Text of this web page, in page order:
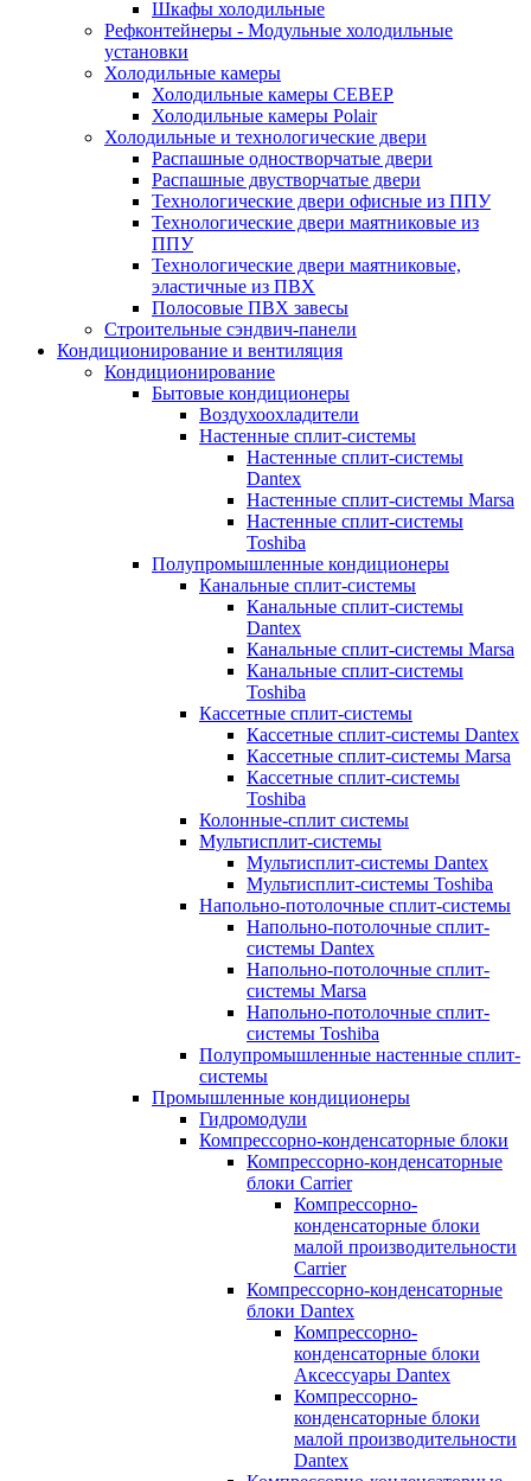
Шкафы холодильные
Рефконтейнеры - Модульные холодильные
установки
Холодильные камеры
Холодильные камеры СЕВЕР
Холодильные камеры Polair
Холодильные и технологические двери
Распашные одностворчатые двери
Распашные двустворчатые двери
Технологические двери офисные из ППУ
Технологические двери маятниковые из
ППУ
Технологические двери маятниковые,
эластичные из ПВХ
Полосовые ПВХ завесы
Строительные сэндвич-панели
Кондиционирование и вентиляция
Кондиционирование
Бытовые кондиционеры
Воздухоохладители
Настенные сплит-системы
Настенные сплит-системы
Dantex
Настенные сплит-системы Marsa
Настенные сплит-системы
Toshiba
Полупромышленные кондиционеры
Канальные сплит-системы
Канальные сплит-системы
Dantex
Канальные сплит-системы Marsa
Канальные сплит-системы
Toshiba
Кассетные сплит-системы
Кассетные сплит-системы Dantex
Кассетные сплит-системы Marsa
Кассетные сплит-системы
Toshiba
Колонные-сплит системы
Мультисплит-системы
Мультисплит-системы Dantex
Мультисплит-системы Toshiba
Напольно-потолочные сплит-системы
Напольно-потолочные сплит-
системы Dantex
Напольно-потолочные сплит-
системы Marsa
Напольно-потолочные сплит-
системы Toshiba
Полупромышленные настенные сплит-
системы
Промышленные кондиционеры
Гидромодули
Компрессорно-конденсаторные блоки
Компрессорно-конденсаторные
блоки Carrier
Компрессорно-
конденсаторные блоки
малой производительности
Carrier
Компрессорно-конденсаторные
блоки Dantex
Компрессорно-
конденсаторные блоки
Аксессуары Dantex
Компрессорно-
конденсаторные блоки
малой производительности
Dantex